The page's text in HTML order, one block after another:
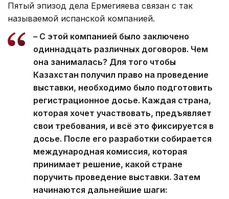
Пятый эпизод дела Ермегияева связан с так
называемой испанской компанией.
– С этой компанией было заключено
одиннадцать различных договоров. Чем
она занималась? Для того чтобы
Казахстан получил право на проведение
выставки, необходимо было подготовить
регистрационное досье. Каждая страна,
которая хочет участвовать, предъявляет
свои требования, и всё это фиксируется в
досье. После его разработки собирается
международная комиссия, которая
принимает решение, какой стране
поручить проведение выставки. Затем
начинаются дальнейшие шаги: